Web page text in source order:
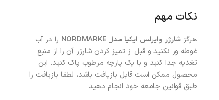
نکات مهم
هرگز شارژر وایرلس ایکیا مدل NORDMARKE
را در آب
غوطه ور نکنید و قبل از تمیز کردن شارژر آن را از منبع
تغذیه جدا کنید و با یک پارچه مرطوب پاک کنید. این
محصول ممکن است قابل بازیافت باشد، لطفا بازیافت را
طبق قوانین جامعه خود انجام دهید.